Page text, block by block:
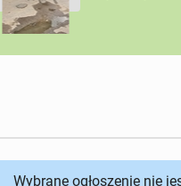
Wybrane ogłoszenie nie